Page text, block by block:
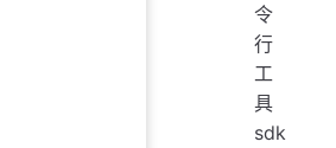
令
行
工
具
sdk